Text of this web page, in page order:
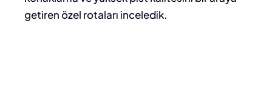
getiren özel rotaları inceledik.